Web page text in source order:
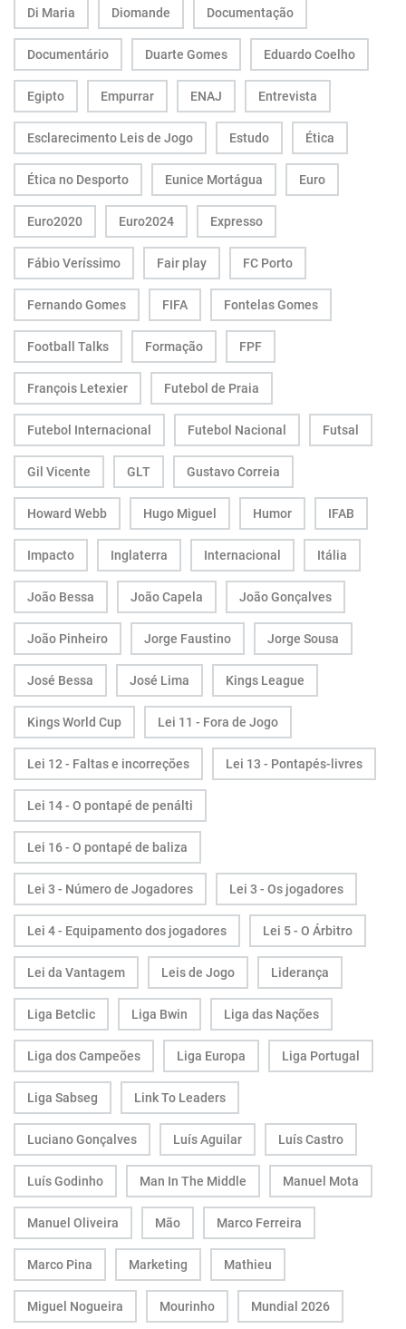
Di Maria Diomande Documentação
Documentário Duarte Gomes Eduardo Coelho
Egipto Empurrar ENAJ Entrevista
Esclarecimento Leis de Jogo Estudo Ética
Ética no Desporto Eunice Mortágua Euro
Euro2020 Euro2024 Expresso
Fábio Veríssimo Fair play FC Porto
Fernando Gomes FIFA Fontelas Gomes
Football Talks Formação FPF
François Letexier Futebol de Praia
Futebol Internacional Futebol Nacional Futsal
Gil Vicente GLT Gustavo Correia
Howard Webb Hugo Miguel Humor IFAB
Impacto Inglaterra Internacional Itália
João Bessa João Capela João Gonçalves
João Pinheiro Jorge Faustino Jorge Sousa
José Bessa José Lima Kings League
Kings World Cup Lei 11 - Fora de Jogo
Lei 12 - Faltas e incorreções Lei 13 - Pontapés-livres
Lei 14 - O pontapé de penálti
Lei 16 - O pontapé de baliza
Lei 3 - Número de Jogadores Lei 3 - Os jogadores
Lei 4 - Equipamento dos jogadores Lei 5 - O Árbitro
Lei da Vantagem Leis de Jogo Liderança
Liga Betclic Liga Bwin Liga das Nações
Liga dos Campeões Liga Europa Liga Portugal
Liga Sabseg Link To Leaders
Luciano Gonçalves Luís Aguilar Luís Castro
Luís Godinho Man In The Middle Manuel Mota
Manuel Oliveira Mão Marco Ferreira
Marco Pina Marketing Mathieu
Miguel Nogueira Mourinho Mundial 2026